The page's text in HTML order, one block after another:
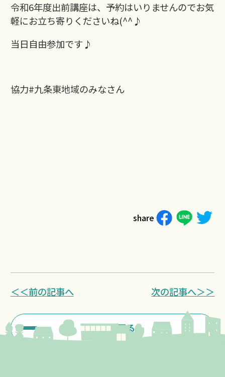
令和6年度出前講座は、予約はいりませんのでお気
軽にお立ち寄りくださいね(^^♪
当日自由参加です♪
協力#九条東地域のみなさん
share
＜＜前の記事へ
一覧に戻る
次の記事へ＞＞